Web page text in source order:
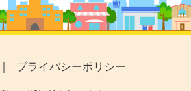
プライバシーポリシー